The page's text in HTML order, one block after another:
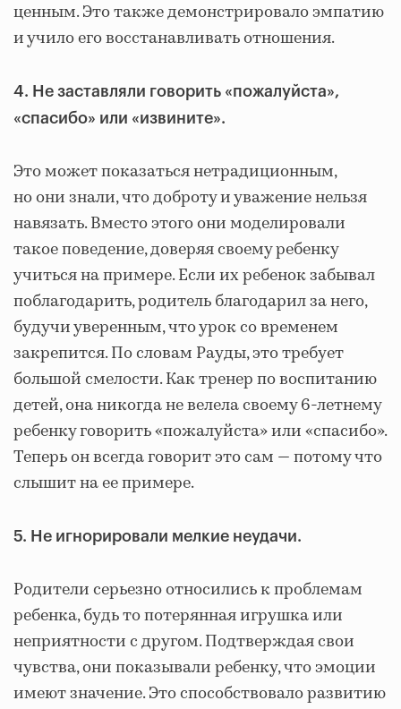
ценным. Это также демонстрировало эмпатию
и учило его восстанавливать отношения.
4. Не заставляли говорить «пожалуйста»,
«спасибо» или «извините».
Это может показаться нетрадиционным,
но они знали, что доброту и уважение нельзя
навязать. Вместо этого они моделировали
такое поведение, доверяя своему ребенку
учиться на примере. Если их ребенок забывал
поблагодарить, родитель благодарил за него,
будучи уверенным, что урок со временем
закрепится. По словам Рауды, это требует
большой смелости. Как тренер по воспитанию
детей, она никогда не велела своему 6-летнему
ребенку говорить «пожалуйста» или «спасибо».
Теперь он всегда говорит это сам — потому что
слышит на ее примере.
5. Не игнорировали мелкие неудачи.
Родители серьезно относились к проблемам
ребенка, будь то потерянная игрушка или
неприятности с другом. Подтверждая свои
чувства, они показывали ребенку, что эмоции
имеют значение. Это способствовало развитию